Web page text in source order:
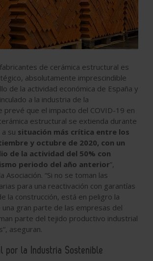
de cerámica estructural es
absolutamente imprescindible
de la actividad económica de España y
a la industria de la
prevé que el impacto del COVID-19 en
estructural se extienda durante
su situación más crítica entre los
y octubre de 2020, con un
de la actividad del 50% con
periodo del año anterior”,
Asociación. “Si no se toman las
para una reactivación con garantías
la construcción, está en peligro la
una gran parte de las empresas del
parte del tejido productivo industrial
aseguran.
por la Industria Sostenible